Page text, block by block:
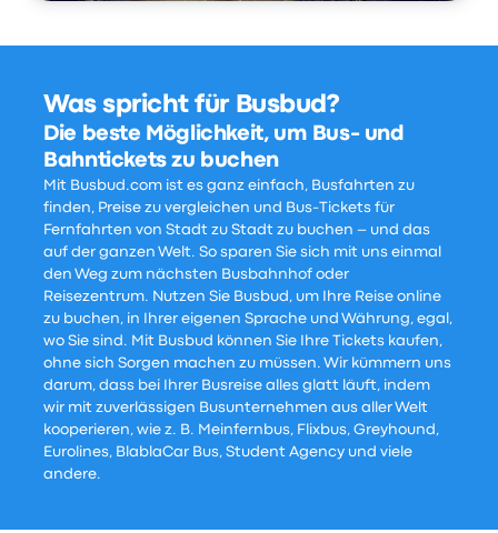
Was spricht für Busbud?
Die beste Möglichkeit, um Bus- und
Bahntickets zu buchen
Mit Busbud.com ist es ganz einfach, Busfahrten zu
finden, Preise zu vergleichen und Bus-Tickets für
Fernfahrten von Stadt zu Stadt zu buchen – und das
auf der ganzen Welt. So sparen Sie sich mit uns einmal
den Weg zum nächsten Busbahnhof oder
Reisezentrum. Nutzen Sie Busbud, um Ihre Reise online
zu buchen, in Ihrer eigenen Sprache und Währung, egal,
wo Sie sind. Mit Busbud können Sie Ihre Tickets kaufen,
ohne sich Sorgen machen zu müssen. Wir kümmern uns
darum, dass bei Ihrer Busreise alles glatt läuft, indem
wir mit zuverlässigen Busunternehmen aus aller Welt
kooperieren, wie z. B. Meinfernbus, Flixbus, Greyhound,
Eurolines, BlablaCar Bus, Student Agency und viele
andere.